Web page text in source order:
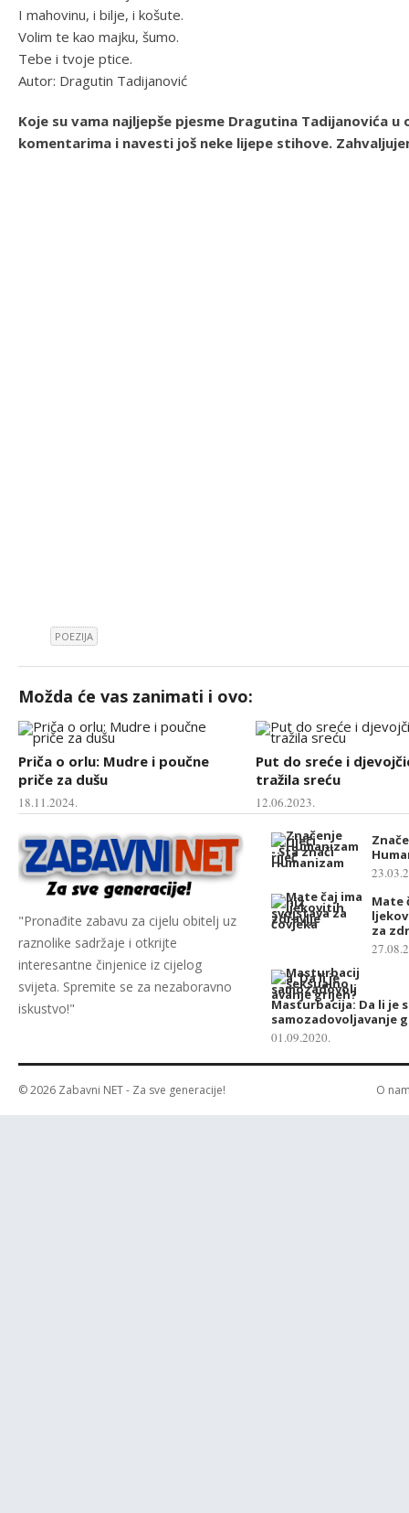
I mahovinu, i bilje, i košute.
Volim te kao majku, šumo.
Tebe i tvoje ptice.
Autor: Dragutin Tadijanović
Koje su vama najljepše pjesme Dragutina Tadijanovića
komentarima i navesti još neke lijepe stihove.
POEZIJA
Možda će vas zanimati i ovo:
Priča o orlu: Mudre i poučne
priče za dušu
18.11.2024.
Put do sreće i
tražila sreću
12.06.2023.
"Pronađite zabavu za cijelu obitelj uz
raznolike sadržaje i otkrijte
interesantne činjenice iz cijelog
svijeta. Spremite se za nezaboravno
iskustvo!"
Mate
za
Masturbacija: Da li je
samozadovoljavanje
01.09.2020.
© 2026 Zabavni NET- Za sve generacije! O